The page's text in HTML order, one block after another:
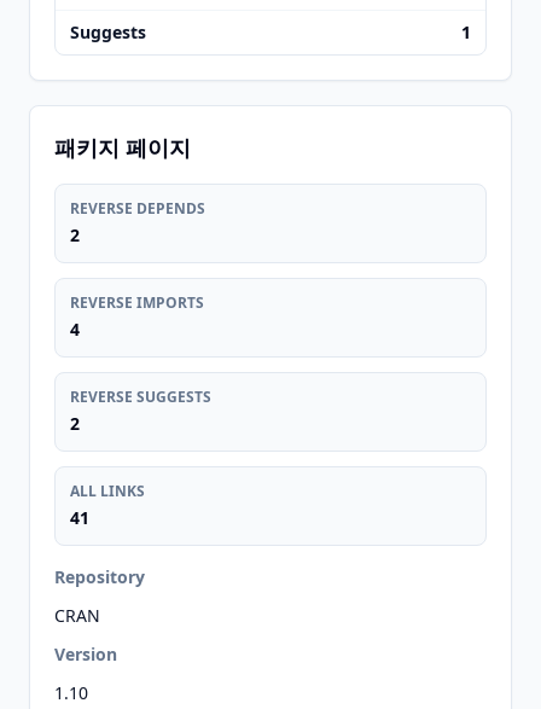
Suggests
1
패키지 페이지
REVERSE DEPENDS
2
REVERSE IMPORTS
4
REVERSE SUGGESTS
2
ALL LINKS
41
Repository
CRAN
Version
1.10